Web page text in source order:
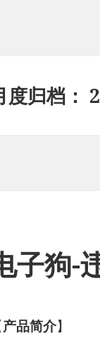
度归档：
子狗-
产品简介】